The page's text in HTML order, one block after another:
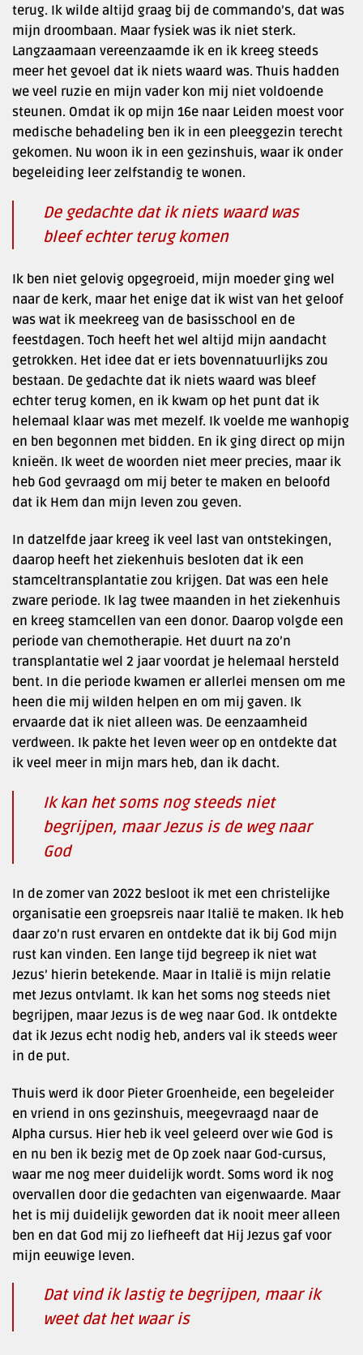
terug. Ik wilde altijd graag bij de commando’s, dat was
mijn droombaan. Maar fysiek was ik niet sterk.
Langzaamaan vereenzaamde ik en ik kreeg steeds
meer het gevoel dat ik niets waard was. Thuis hadden
we veel ruzie en mijn vader kon mij niet voldoende
steunen. Omdat ik op mijn 16e naar Leiden moest voor
medische behadeling ben ik in een pleeggezin terecht
gekomen. Nu woon ik in een gezinshuis, waar ik onder
begeleiding leer zelfstandig te wonen.
De gedachte dat ik niets waard was
bleef echter terug komen
Ik ben niet gelovig opgegroeid, mijn moeder ging wel
naar de kerk, maar het enige dat ik wist van het geloof
was wat ik meekreeg van de basisschool en de
feestdagen. Toch heeft het wel altijd mijn aandacht
getrokken. Het idee dat er iets bovennatuurlijks zou
bestaan. De gedachte dat ik niets waard was bleef
echter terug komen, en ik kwam op het punt dat ik
helemaal klaar was met mezelf. Ik voelde me wanhopig
en ben begonnen met bidden. En ik ging direct op mijn
knieën. Ik weet de woorden niet meer precies, maar ik
heb God gevraagd om mij beter te maken en beloofd
dat ik Hem dan mijn leven zou geven.
In datzelfde jaar kreeg ik veel last van ontstekingen,
daarop heeft het ziekenhuis besloten dat ik een
stamceltransplantatie zou krijgen. Dat was een hele
zware periode. Ik lag twee maanden in het ziekenhuis
en kreeg stamcellen van een donor. Daarop volgde een
periode van chemotherapie. Het duurt na zo’n
transplantatie wel 2 jaar voordat je helemaal hersteld
bent. In die periode kwamen er allerlei mensen om me
heen die mij wilden helpen en om mij gaven. Ik
ervaarde dat ik niet alleen was. De eenzaamheid
verdween. Ik pakte het leven weer op en ontdekte dat
ik veel meer in mijn mars heb, dan ik dacht.
Ik kan het soms nog steeds niet
begrijpen, maar Jezus is de weg naar
God
In de zomer van 2022 besloot ik met een christelijke
organisatie een groepsreis naar Italië te maken. Ik heb
daar zo’n rust ervaren en ontdekte dat ik bij God mijn
rust kan vinden. Een lange tijd begreep ik niet wat
Jezus’ hierin betekende. Maar in Italië is mijn relatie
met Jezus ontvlamt. Ik kan het soms nog steeds niet
begrijpen, maar Jezus is de weg naar God. Ik ontdekte
dat ik Jezus echt nodig heb, anders val ik steeds weer
in de put.
Thuis werd ik door Pieter Groenheide, een begeleider
en vriend in ons gezinshuis, meegevraagd naar de
Alpha cursus. Hier heb ik veel geleerd over wie God is
en nu ben ik bezig met de Op zoek naar God-cursus,
waar me nog meer duidelijk wordt. Soms word ik nog
overvallen door die gedachten van eigenwaarde. Maar
het is mij duidelijk geworden dat ik nooit meer alleen
ben en dat God mij zo liefheeft dat Hij Jezus gaf voor
mijn eeuwige leven.
Dat vind ik lastig te begrijpen, maar ik
weet dat het waar is